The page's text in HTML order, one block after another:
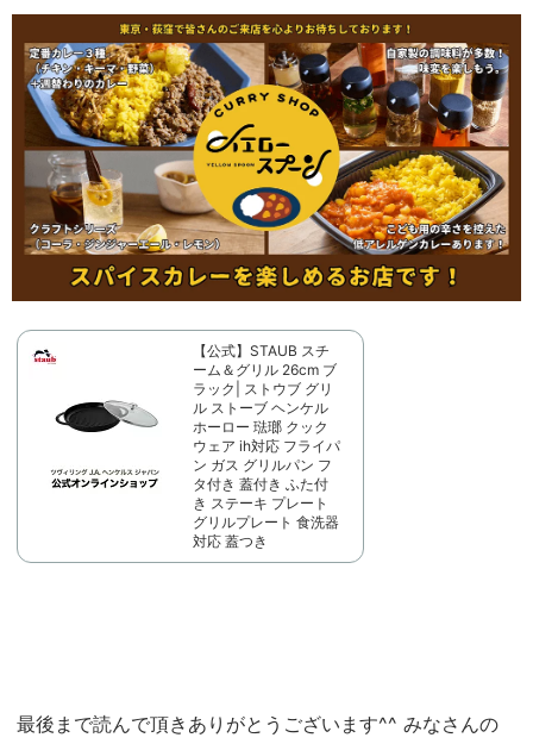
【公式】STAUB スチ
ーム＆グリル 26cm ブ
ラック| ストウブ グリ
ル ストーブ ヘンケル
ホーロー 琺瑯 クック
ウェア ih対応 フライパ
ン ガス グリルパン フ
タ付き 蓋付き ふた付
き ステーキ プレート
グリルプレート 食洗器
対応 蓋つき
最後まで読んで頂きありがとうございます^^ みなさんの